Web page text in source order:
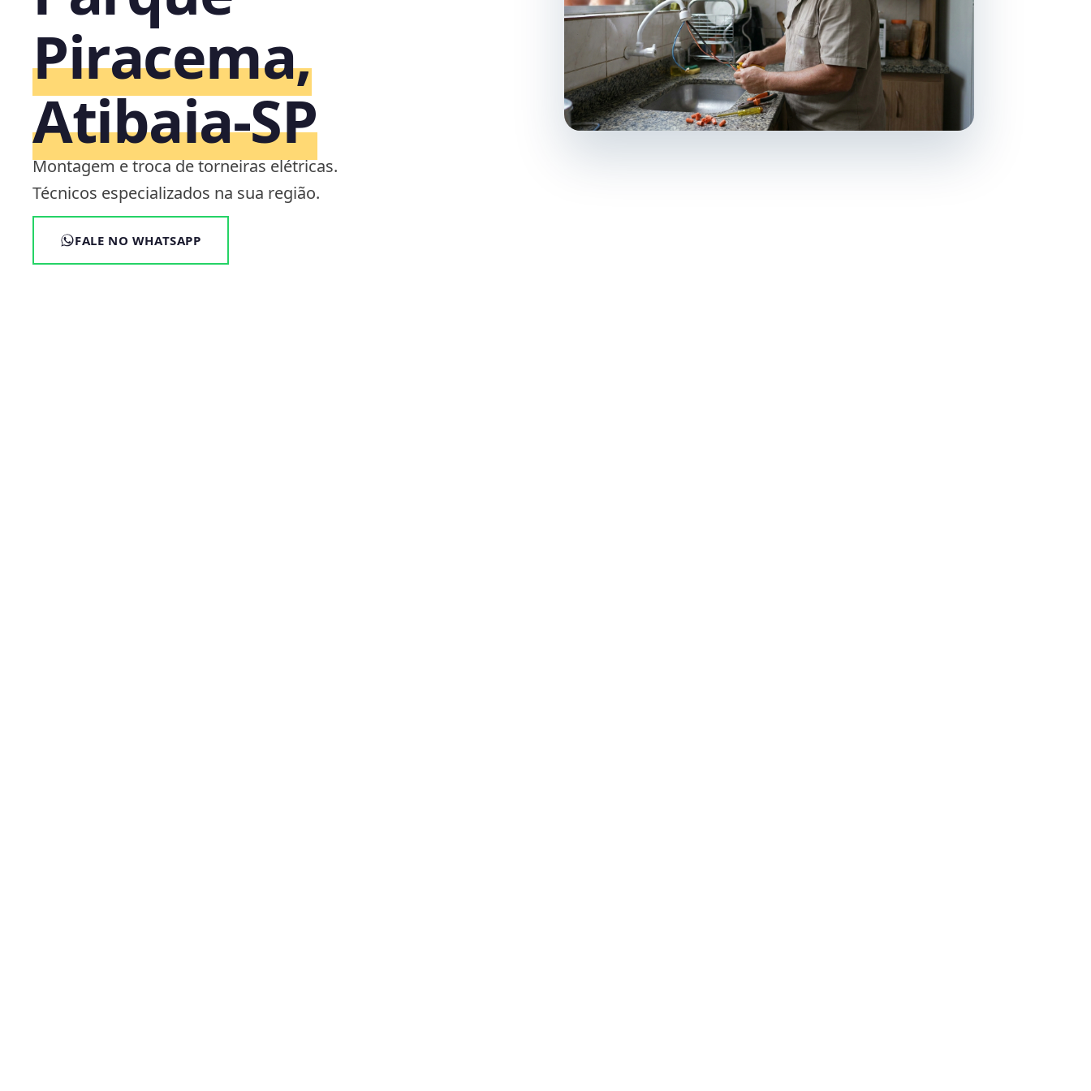
Piracema,
Atibaia‑SP
Montagem e troca de torneiras elétricas.
Técnicos especializados na sua região.
FALE NO WHATSAPP